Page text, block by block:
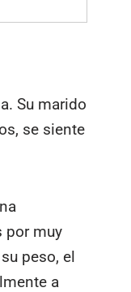
Su marido
se siente
por muy
peso, el
a